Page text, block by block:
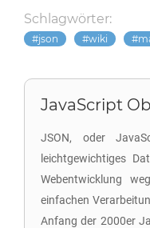
Schlagwörter:
json wiki
JavaScript
JSON, oder
leichtgewichtiges
Webentwicklung
einfachen
Anfang der 2000er